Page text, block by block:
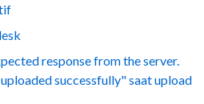
response from the server.
successfully" saat upload